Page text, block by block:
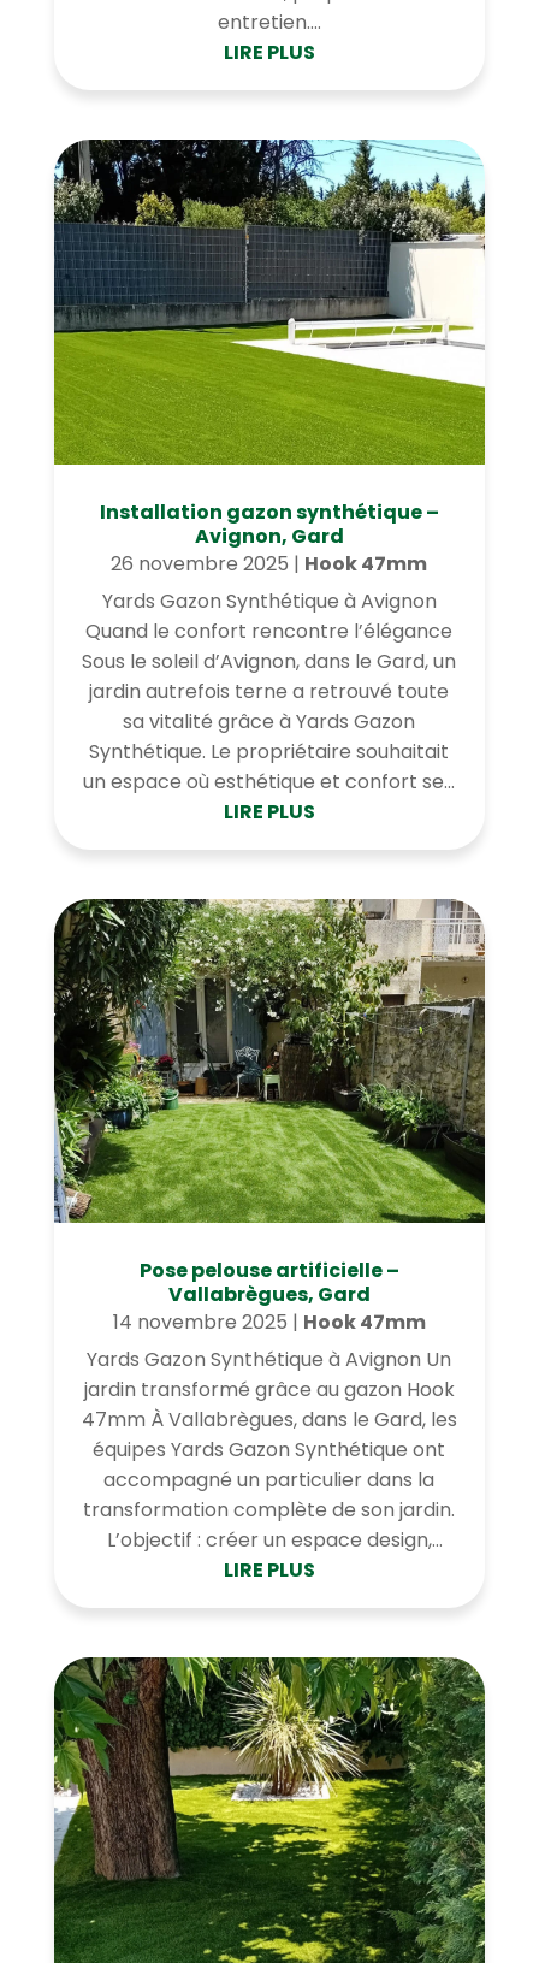
entretien....
LIRE PLUS
Installation gazon synthétique –
Avignon, Gard
26 novembre 2025 | Hook 47mm
Yards Gazon Synthétique à Avignon
Quand le confort rencontre l’élégance
Sous le soleil d’Avignon, dans le Gard, un
jardin autrefois terne a retrouvé toute
sa vitalité grâce à Yards Gazon
Synthétique. Le propriétaire souhaitait
un espace où esthétique et confort se...
LIRE PLUS
Pose pelouse artificielle –
Vallabrègues, Gard
14 novembre 2025 | Hook 47mm
Yards Gazon Synthétique à Avignon Un
jardin transformé grâce au gazon Hook
47mm À Vallabrègues, dans le Gard, les
équipes Yards Gazon Synthétique ont
accompagné un particulier dans la
transformation complète de son jardin.
L’objectif : créer un espace design,...
LIRE PLUS